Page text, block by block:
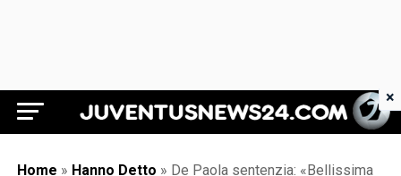
Juventus News 24
Home » Hanno Detto » De Paola sentenzia: «Bellissima
×